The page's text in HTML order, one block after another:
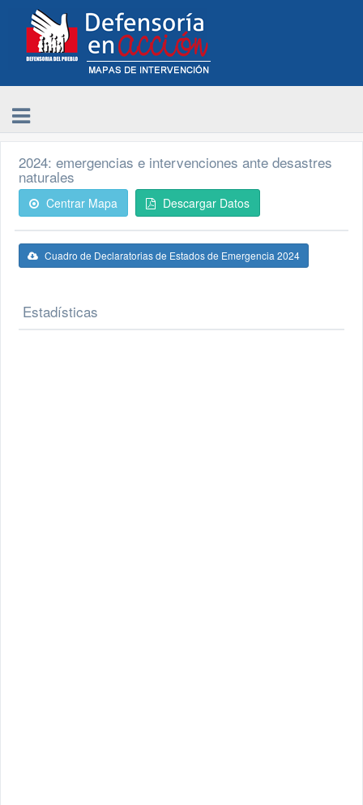
2024: emergencias e intervenciones ante desastres
naturales
Centrar Mapa Descargar Datos
Cuadro de Declaratorias de Estados de Emergencia 2024
Estadísticas